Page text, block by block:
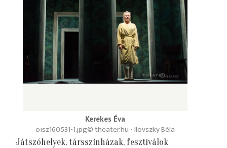
Kerekes Éva
© theater.hu - Ilovszky Béla
oisz160531-1.jpg
Játszóhelyek, társszínházak, fesztiválok